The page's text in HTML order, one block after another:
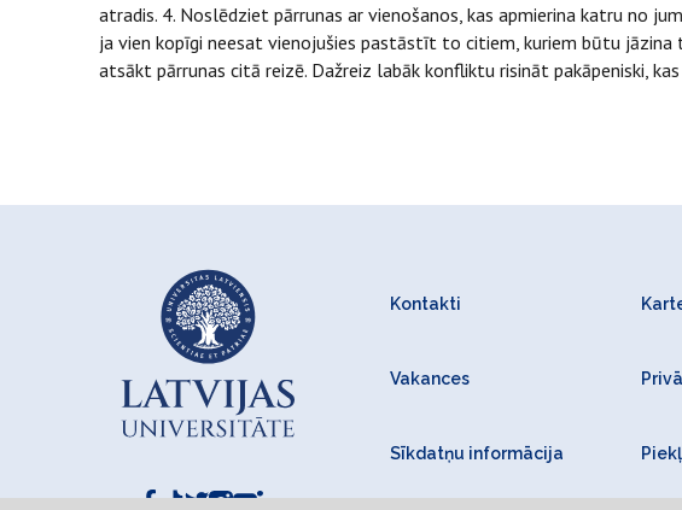
atradis. 4. Noslēdziet pārrunas ar vienošanos, kas apmierina katru no
ja vien kopīgi neesat vienojušies pastāstīt to citiem, kuriem būtu jāzina
atsākt pārrunas citā reizē. Dažreiz labāk konfliktu risināt pakāpeniski,
Kontakti
Vakances
Sīkdatņu informācija